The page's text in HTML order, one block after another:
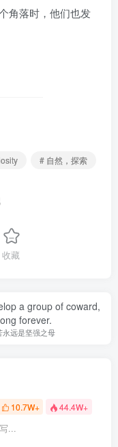
角落时，他们也发
# 自然，探索
收藏
a group of coward,
forever.
远是坚强之母
10.7W+ 44.4W+
...